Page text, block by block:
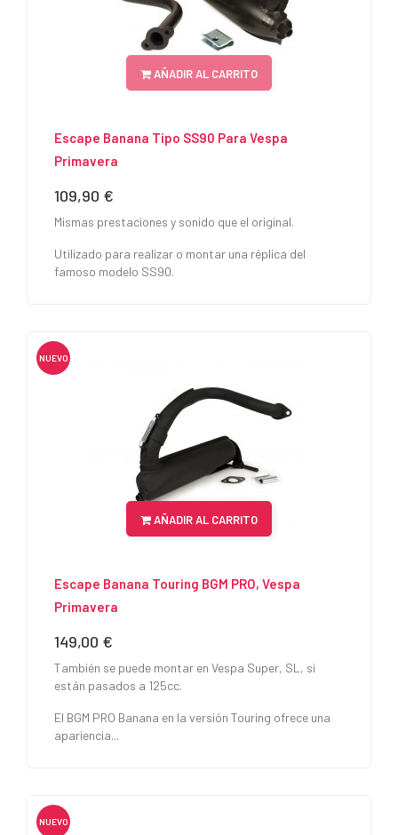
AÑADIR AL CARRITO
Escape Banana Tipo SS90 Para Vespa
Primavera
Precio
109,90 €
Mismas prestaciones y sonido que el original.
Utilizado para realizar o montar una réplica del
famoso modelo SS90.
NUEVO
AÑADIR AL CARRITO
Escape Banana Touring BGM PRO, Vespa
Primavera
Precio
149,00 €
También se puede montar en Vespa Super, SL, si
están pasados a 125cc.
El BGM PRO Banana en la versión Touring ofrece una
apariencia...
NUEVO